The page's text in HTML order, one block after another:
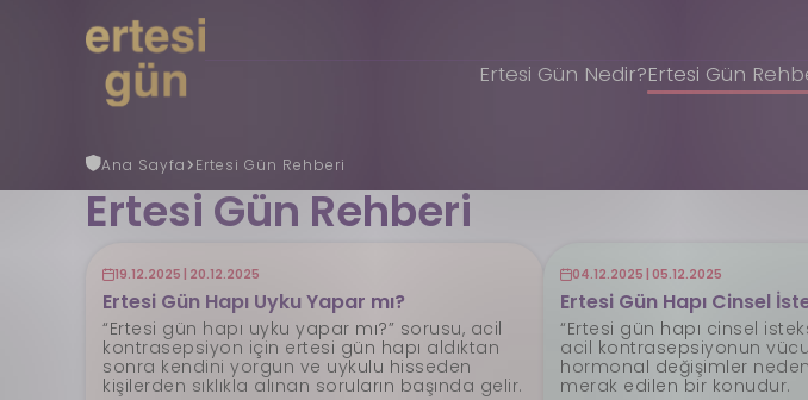
Ertesi Gün Nedir?Ertesi Gün
Ana Sayfa Ertesi Gün Rehberi
Uzmana Danış
Ertesi GünNedir?
Ertesi Gün Rehberi
Faydalı Bilgiler
REGL (ADET) GÜNÜ HESAPLAMA
Gebelik Hesaplama
Ertesi Gün Rehberi
19.12.2025 | 20.12.2025
Ertesi Gün Hapı Uyku Yapar mı?
“Ertesi gün hapı uyku yapar mı?” sorusu, acil
kontrasepsiyon için ertesi gün hapı aldıktan
sonra kendini yorgun ve uykulu hisseden
kişilerden sıklıkla alınan soruların başında gelir.
04.12.2025 | 05.12.2025
Ertesi Gün Hapı Cinsel
“Ertesi gün hapı cinsel
acil kontrasepsiyonun
hormonal değişimler
merak edilen bir konudur.